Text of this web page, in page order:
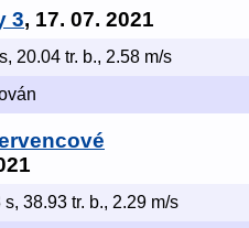
3, 17. 07. 2021
20.04 tr. b., 2.58 m/s
s, 38.93 tr. b., 2.29 m/s